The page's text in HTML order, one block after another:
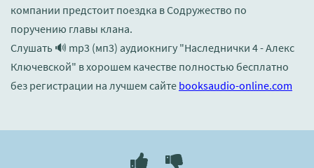
компании предстоит поездка в Содружество по
поручению главы клана.
Слушать 🔊 mp3 (мп3) аудиокнигу "Наследнички 4 - Алекс
Ключевской" в хорошем качестве полностью бесплатно
без регистрации на лучшем сайте booksaudio-online.com